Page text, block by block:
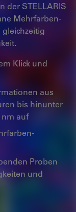
der STELLARIS
Mehrfarben-
Klick und
aus
bis hinunter
nm auf
Proben
und